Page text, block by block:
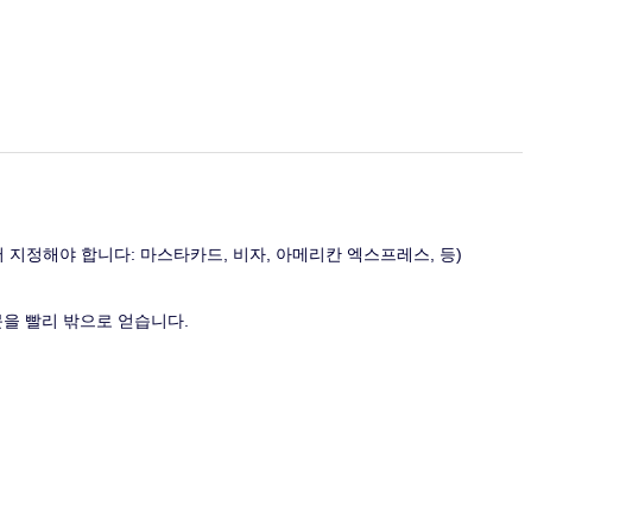
정해야 합니다: 마스타카드, 비자, 아메리칸 엑스프레스, 등)
빨리 밖으로 얻습니다.